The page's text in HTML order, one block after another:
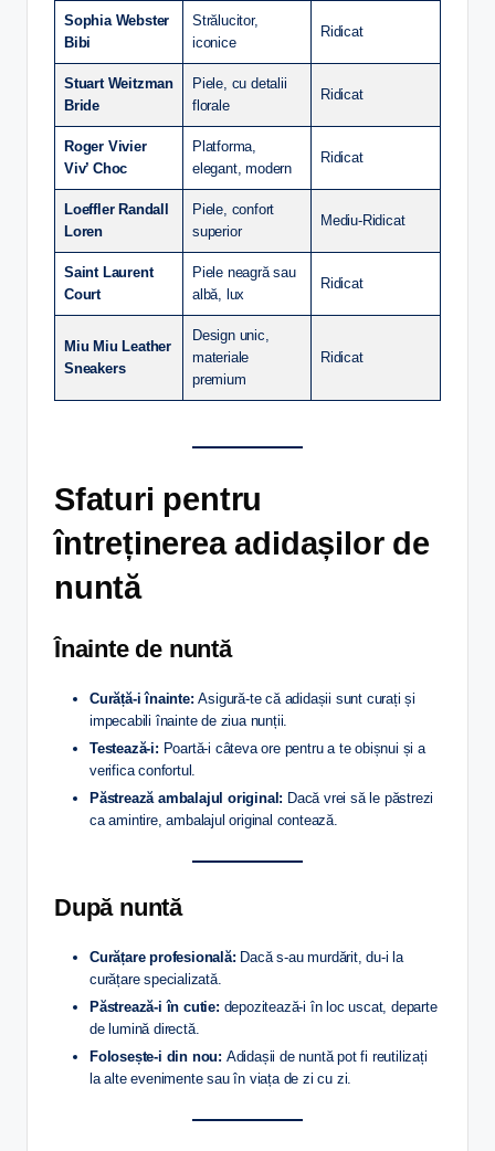
Sophia Webster
Bibi
Strălucitor,
iconice
Ridicat
Stuart Weitzman
Bride
Piele, cu detalii
florale
Ridicat
Roger Vivier
Viv’ Choc
Platforma,
elegant, modern
Ridicat
Loeffler Randall
Loren
Piele, confort
superior
Mediu-Ridicat
Saint Laurent
Court
Piele neagră sau
albă, lux
Ridicat
Miu Miu Leather
Sneakers
Design unic,
materiale
premium
Ridicat
Sfaturi pentru
întreținerea adidașilor de
nuntă
Înainte de nuntă
Curăță-i înainte: Asigură-te că adidașii sunt curați și
impecabili înainte de ziua nunții.
Testează-i: Poartă-i câteva ore pentru a te obișnui și a
verifica confortul.
Păstrează ambalajul original: Dacă vrei să le păstrezi
ca amintire, ambalajul original contează.
După nuntă
Curățare profesională: Dacă s-au murdărit, du-i la
curățare specializată.
Păstrează-i în cutie: depozitează-i în loc uscat, departe
de lumină directă.
Folosește-i din nou: Adidașii de nuntă pot fi reutilizați
la alte evenimente sau în viața de zi cu zi.